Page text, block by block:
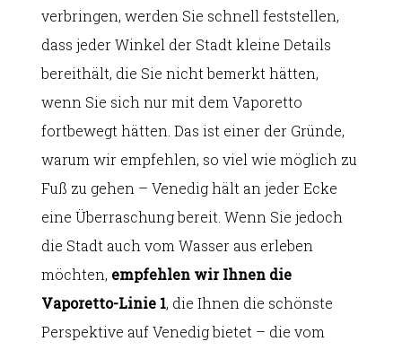
verbringen, werden Sie schnell feststellen,
dass jeder Winkel der Stadt kleine Details
bereithält, die Sie nicht bemerkt hätten,
wenn Sie sich nur mit dem Vaporetto
fortbewegt hätten. Das ist einer der Gründe,
warum wir empfehlen, so viel wie möglich zu
Fuß zu gehen – Venedig hält an jeder Ecke
eine Überraschung bereit. Wenn Sie jedoch
die Stadt auch vom Wasser aus erleben
möchten, empfehlen wir Ihnen die
Vaporetto-Linie 1, die Ihnen die schönste
Perspektive auf Venedig bietet – die vom